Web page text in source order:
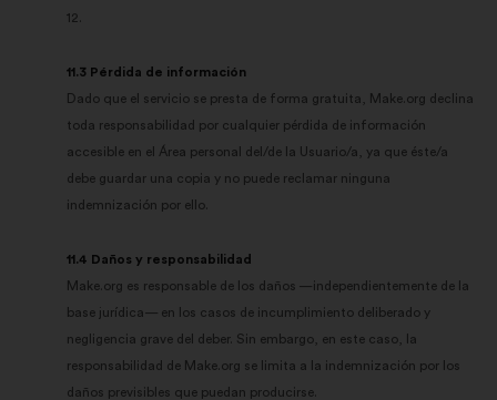
12.
11.3 Pérdida de información
Dado que el servicio se presta de forma gratuita, Make.org declina
toda responsabilidad por cualquier pérdida de información
accesible en el Área personal del/de la Usuario/a, ya que éste/a
debe guardar una copia y no puede reclamar ninguna
indemnización por ello.
11.4 Daños y responsabilidad
Make.org es responsable de los daños —independientemente de la
base jurídica— en los casos de incumplimiento deliberado y
negligencia grave del deber. Sin embargo, en este caso, la
responsabilidad de Make.org se limita a la indemnización por los
daños previsibles que puedan producirse.